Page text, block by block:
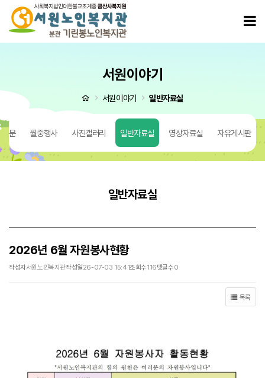
2026년 6월 자원봉사현황 > 일반자료실
서원이야기
처음으로서원이야기 일반자료실
질문 월중행사 사진갤러리 일반자료실 영상자료실 자유게시판
일반자료실
2026년 6월 자원봉사현황
작성자서원노인복지관작성일26-07-03 15:41조회수116댓글수0
목록